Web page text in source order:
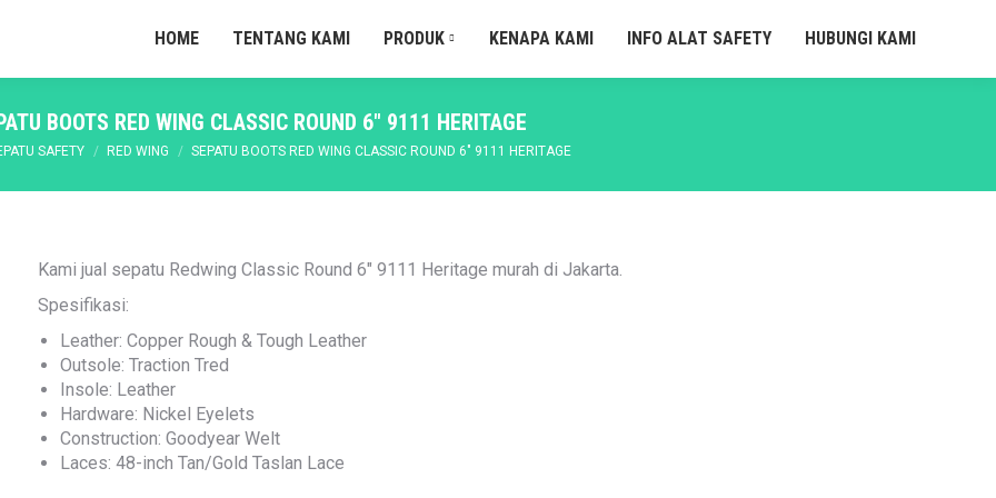
HOME TENTANG KAMI PRODUK KENAPA KAMI INFO ALAT SAFETY HUBUNGI KAMI
BOOTS RED WING CLASSIC ROUND 6″ 9111 HERITAGE
SAFETY RED WING SEPATU BOOTS RED WING CLASSIC ROUND 6″ 9111 HERITAGE
Kami jual sepatu Redwing Classic Round 6″ 9111 Heritage murah di Jakarta.
Spesifikasi:
Leather: Copper Rough & Tough Leather
Outsole: Traction Tred
Insole: Leather
Hardware: Nickel Eyelets
Construction: Goodyear Welt
Laces: 48-inch Tan/Gold Taslan Lace